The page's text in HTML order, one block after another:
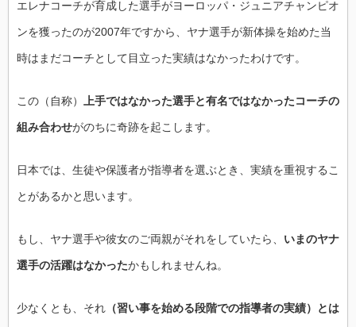
エレナコーチが育成した選手がヨーロッパ・ジュニアチャンピオ
ンを獲ったのが2007年ですから、ヤナ選手が新体操を始めた当
時はまだコーチとして目立った実績はなかったわけです。
この（自称） 上手ではなかった選手と有名ではなかったコーチの
組み合わせがのちに奇跡を起こします。
日本では、生徒や保護者が指導者を選ぶとき、実績を重視するこ
とがあるかと思います。
もし、ヤナ選手や彼女のご両親がそれをしていたら、 いまのヤナ
選手の活躍はなかったかもしれませんね。
少なくとも、それ （習い事を始める段階での指導者の実績）とは